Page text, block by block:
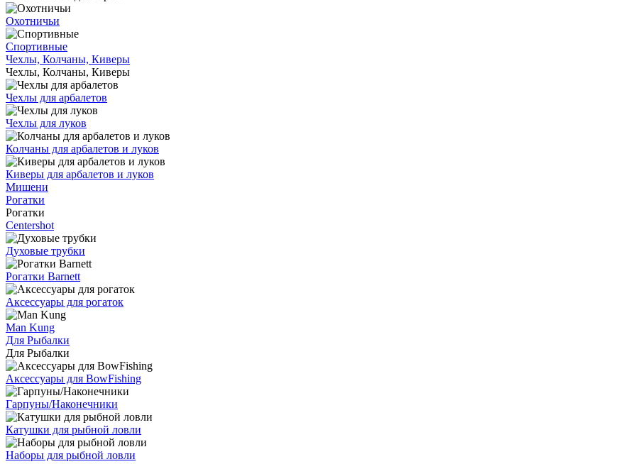
Охотничьи
Спортивные
Чехлы, Колчаны, Киверы
Чехлы, Колчаны, Киверы
Чехлы для арбалетов
Чехлы для луков
Колчаны для арбалетов и луков
Киверы для арбалетов и луков
Мишени
Рогатки
Рогатки
Centershot
Духовые трубки
Рогатки Barnett
Аксессуары для рогаток
Man Kung
Для Рыбалки
Для Рыбалки
Аксессуары для BowFishing
Гарпуны/Наконечники
Катушки для рыбной ловли
Наборы для рыбной ловли